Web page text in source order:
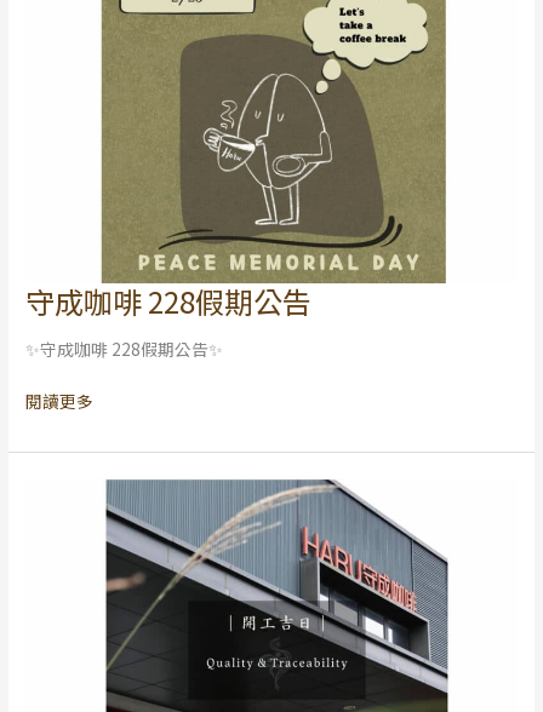
守成咖啡 228假期公告
✨守成咖啡 228假期公告✨
守
成
咖
228
期
閱讀更多